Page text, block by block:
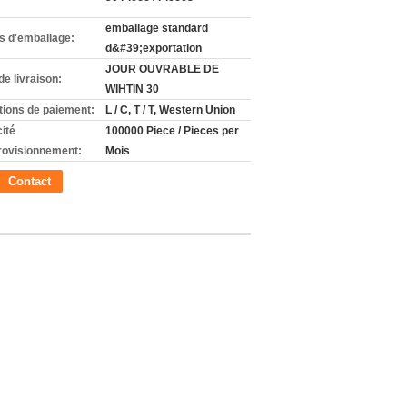
d'emballage:
emballage standard
d&#39;exportation
livraison:
JOUR OUVRABLE DE
WIHTIN 30
de paiement:
L / C, T / T, Western Union
100000 Piece / Pieces per
Mois
Contact